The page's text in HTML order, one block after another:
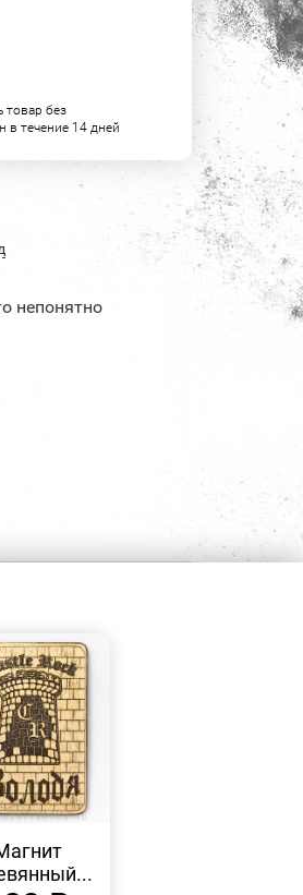
товар без
в течение 14 дней
непонятно